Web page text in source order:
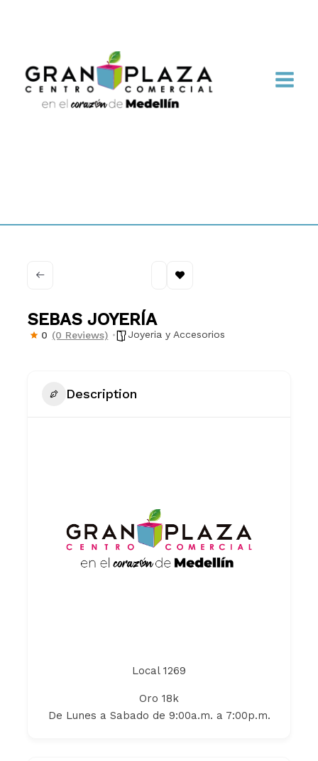
SEBAS JOYERÍA
0 (0 Reviews) Joyeria y Accesorios
Description
Local 1269
Oro 18k
De Lunes a Sabado de 9:00a.m. a 7:00p.m.